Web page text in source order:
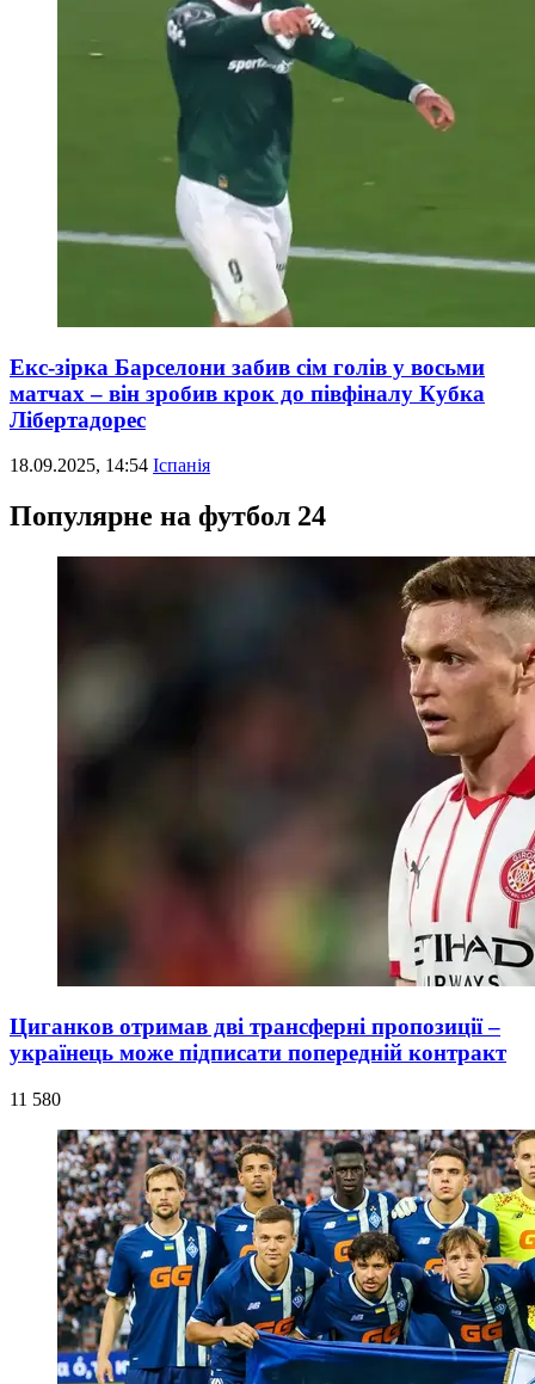
Екс-зірка Барселони забив сім голів у восьми
матчах – він зробив крок до півфіналу Кубка
Лібертадорес
18.09.2025, 14:54 Іспанія
Популярне на футбол 24
Циганков отримав дві трансферні пропозиції –
українець може підписати попередній контракт
11 580